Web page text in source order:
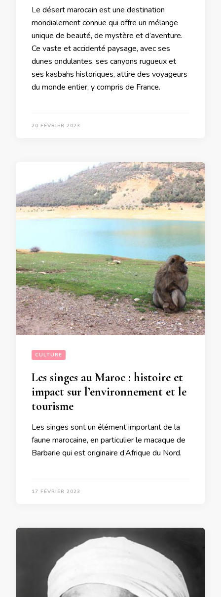
Le désert marocain est une destination
mondialement connue qui offre un mélange
unique de beauté, de mystère et d’aventure.
Ce vaste et accidenté paysage, avec ses
dunes ondulantes, ses canyons rugueux et
ses kasbahs historiques, attire des voyageurs
du monde entier, y compris de France.
20 FÉVRIER 2023
CULTURE
Les singes au Maroc : histoire et
impact sur l’environnement et le
tourisme
Les singes sont un élément important de la
faune marocaine, en particulier le macaque de
Barbarie qui est originaire d’Afrique du Nord.
17 FÉVRIER 2023